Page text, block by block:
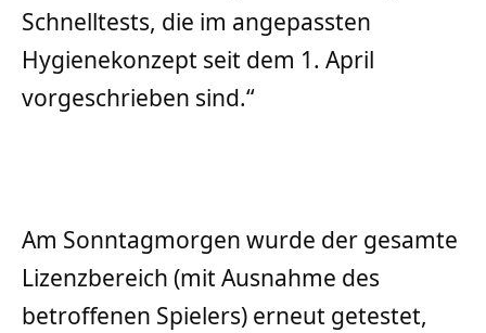
Schnelltests, die im angepassten
Hygienekonzept seit dem 1. April
vorgeschrieben sind.“
Am Sonntagmorgen wurde der gesamte
Lizenzbereich (mit Ausnahme des
betroffenen Spielers) erneut getestet,